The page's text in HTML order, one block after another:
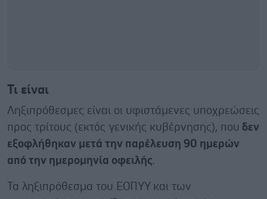
Τι είναι
Ληξιπρόθεσμες είναι οι υφιστάμενες υποχρεώσεις
προς τρίτους (εκτός γενικής κυβέρνησης), που δεν
εξοφλήθηκαν μετά την παρέλευση 90 ημερών
από την ημερομηνία οφειλής.
Τα ληξιπρόθεσμα του ΕΟΠΥΥ και των